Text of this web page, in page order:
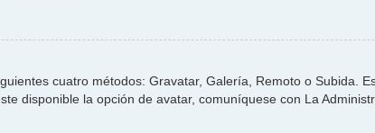
cuatro métodos: Gravatar, Galería, Remoto o Subida.
disponible la opción de avatar, comuníquese con La